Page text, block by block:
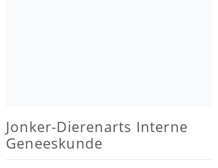
Jonker-Dierenarts Interne
Geneeskunde